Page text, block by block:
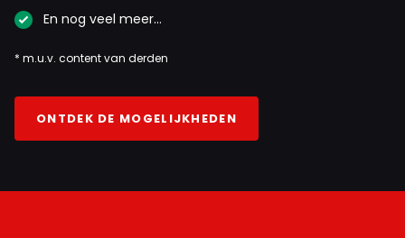
En nog veel meer…
* m.u.v. content van derden
ONTDEK DE MOGELIJKHEDEN